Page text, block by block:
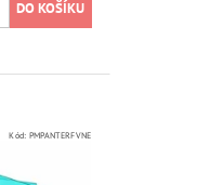
Kód: PMPANTERFVNE